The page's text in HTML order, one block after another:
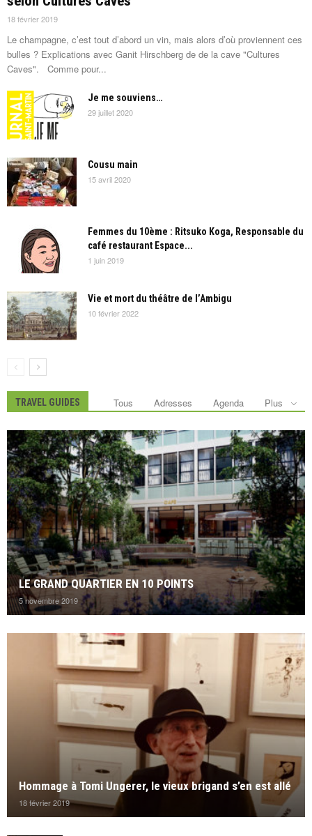
18 février 2019
Le champagne, c’est tout d’abord un vin, mais alors d’où proviennent ces
bulles ? Explications avec Ganit Hirschberg de de la cave "Cultures
Caves". Comme pour...
Je me souviens…
29 juillet 2020
Cousu main
15 avril 2020
Femmes du 10ème : Ritsuko Koga, Responsable du
café restaurant Espace...
1 juin 2019
Vie et mort du théâtre de l’Ambigu
10 février 2022
TRAVEL GUIDES Tous Adresses Agenda Plus
LE GRAND QUARTIER EN 10 POINTS
5 novembre 2019
Hommage à Tomi Ungerer, le vieux brigand s’en est allé
18 février 2019